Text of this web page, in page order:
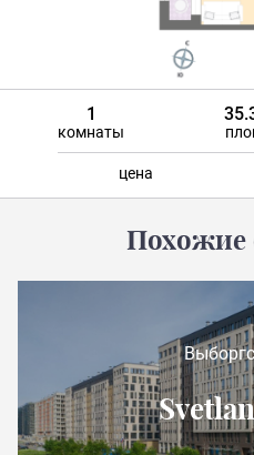
1
комнаты
цена
Похожие